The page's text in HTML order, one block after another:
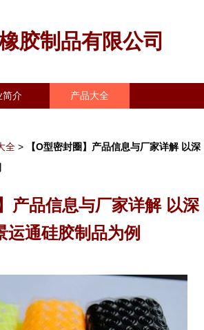
胶制品有限公司
简介 产品大全
全 >
【O型密封圈】产品信息与厂家详解 以深
产品信息与厂家详解 以深
运通硅胶制品为例